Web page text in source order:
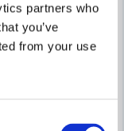
partners who
you’ve
from your use
375 kr
ifrån leverantör ca